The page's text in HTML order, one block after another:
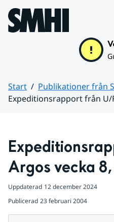
Hoppa till sidans innehåll
Start
Publikationer från
Expeditionsrapport från U/
Argos vecka
Uppdaterad 12 december 2024
Publicerad 23 februari 2004